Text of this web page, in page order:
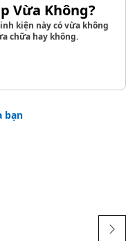
Vừa Không?
kiện này có vừa không
chữa hay không.
bạn